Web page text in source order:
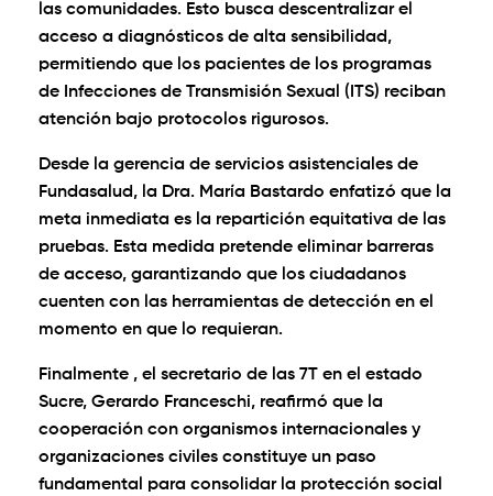
las comunidades. Esto busca descentralizar el
acceso a diagnósticos de alta sensibilidad,
permitiendo que los pacientes de los programas
de Infecciones de Transmisión Sexual (ITS) reciban
atención bajo protocolos rigurosos.
Desde la gerencia de servicios asistenciales de
Fundasalud, la Dra. María Bastardo enfatizó que la
meta inmediata es la repartición equitativa de las
pruebas. Esta medida pretende eliminar barreras
de acceso, garantizando que los ciudadanos
cuenten con las herramientas de detección en el
momento en que lo requieran.
Finalmente , el secretario de las 7T en el estado
Sucre, Gerardo Franceschi, reafirmó que la
cooperación con organismos internacionales y
organizaciones civiles constituye un paso
fundamental para consolidar la protección social